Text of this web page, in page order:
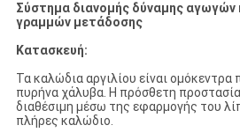
Σύστημα διανομής δύναμης αγωγών
γραμμών μετάδοσης
Κατασκευή:
Τα καλώδια αργιλίου είναι ομόκεντρα
πυρήνα χάλυβα. Η πρόσθετη
διαθέσιμη μέσω της εφαρμογής του
πλήρες καλώδιο.